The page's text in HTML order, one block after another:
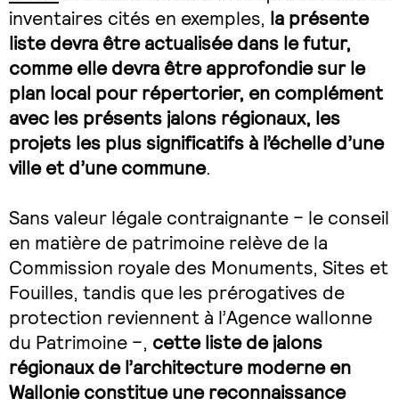
inventaires cités en exemples, la présente
liste devra être actualisée dans le futur,
comme elle devra être approfondie sur le
plan local pour répertorier, en complément
avec les présents jalons régionaux, les
projets les plus significatifs à l’échelle d’une
ville et d’une commune.
Sans valeur légale contraignante – le conseil
en matière de patrimoine relève de la
Commission royale des Monuments, Sites et
Fouilles, tandis que les prérogatives de
protection reviennent à l’Agence wallonne
du Patrimoine –, cette liste de jalons
régionaux de l’architecture moderne en
Wallonie constitue une reconnaissance